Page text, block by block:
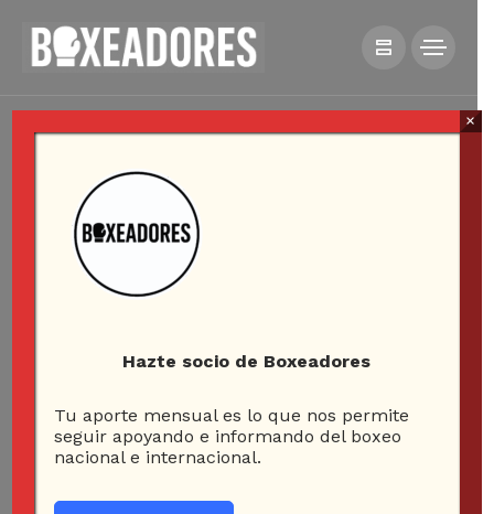
Hazte socio de Boxeadores
Tu aporte mensual es lo que nos permite
seguir apoyando e informando del boxeo
nacional e internacional.
×